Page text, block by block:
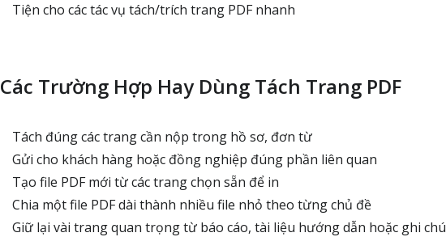
Tiện cho các tác vụ tách/trích trang PDF nhanh
Các Trường Hợp Hay Dùng Tách Trang PDF
Tách đúng các trang cần nộp trong hồ sơ, đơn từ
Gửi cho khách hàng hoặc đồng nghiệp đúng phần liên quan
Tạo file PDF mới từ các trang chọn sẵn để in
Chia một file PDF dài thành nhiều file nhỏ theo từng chủ đề
Giữ lại vài trang quan trọng từ báo cáo, tài liệu hướng dẫn hoặc ghi chú